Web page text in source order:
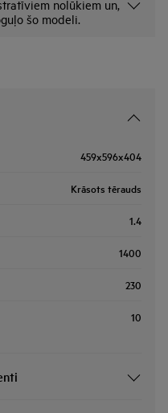
nolūkiem un,
šo modeli.
459x596x404
Krāsots tērauds
1.4
1400
230
10